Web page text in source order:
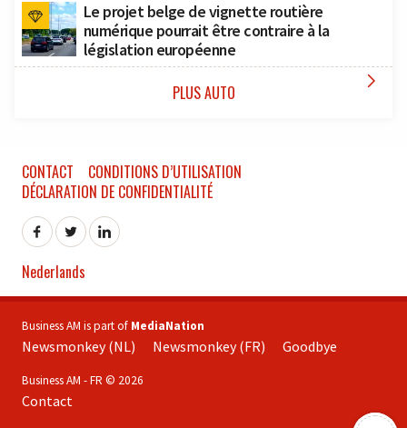
Le projet belge de vignette routière
numérique pourrait être contraire à la
législation européenne
PLUS AUTO 
CONTACT
CONDITIONS D’UTILISATION
DÉCLARATION DE CONFIDENTIALITÉ
Nederlands
Business AM is part of MediaNation
Newsmonkey (NL) Newsmonkey (FR) Goodbye
Business AM - FR © 2026
Contact